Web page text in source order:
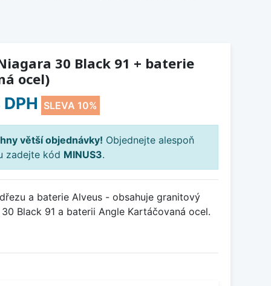
30 Black 91 + baterie
ocel)
DPH SLEVA 10%
větší objednávky! Objednejte alespoň
zadejte kód MINUS3.
a baterie Alveus - obsahuje granitový
Black 91 a baterii Angle Kartáčovaná ocel.